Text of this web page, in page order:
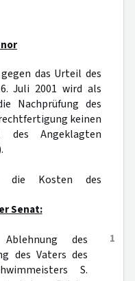
das Urteil des
Juli 2001 wird als
Nachprüfung des
keinen
des Angeklagten
die Kosten des
Senat:
1
des
des Vaters des
S.